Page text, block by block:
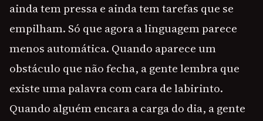
ainda tem pressa e ainda tem tarefas que se
empilham. Só que agora a linguagem parece
menos automática. Quando aparece um
obstáculo que não fecha, a gente lembra que
existe uma palavra com cara de labirinto.
Quando alguém encara a carga do dia, a gente